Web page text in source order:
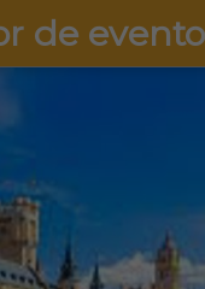
de